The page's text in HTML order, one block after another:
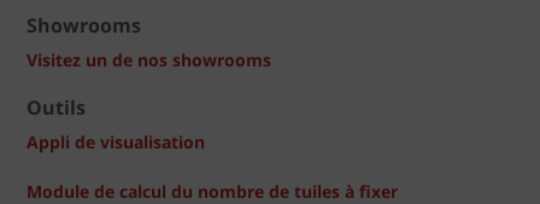
Showrooms
Visitez un de nos showrooms
Outils
Appli de visualisation
Module de calcul du nombre de tuiles à fixer